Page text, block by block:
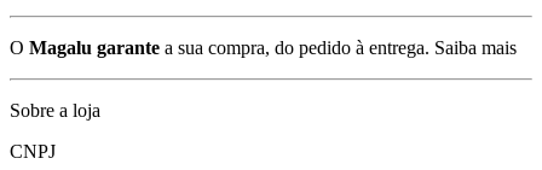
O Magalu garante a sua compra, do pedido à entrega. Saiba mais
Sobre a loja
CNPJ